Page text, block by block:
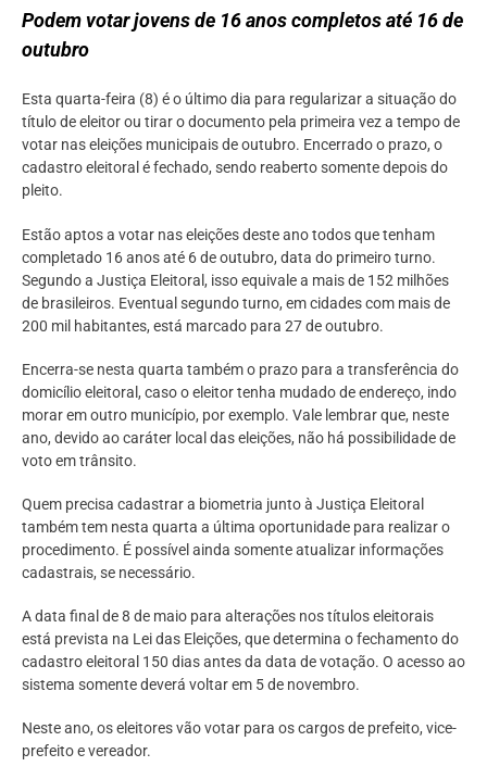
Podem votar jovens de 16 anos completos até 16 de
outubro
Esta quarta-feira (8) é o último dia para regularizar a situação do
título de eleitor ou tirar o documento pela primeira vez a tempo de
votar nas eleições municipais de outubro. Encerrado o prazo, o
cadastro eleitoral é fechado, sendo reaberto somente depois do
pleito.
Estão aptos a votar nas eleições deste ano todos que tenham
completado 16 anos até 6 de outubro, data do primeiro turno.
Segundo a Justiça Eleitoral, isso equivale a mais de 152 milhões
de brasileiros. Eventual segundo turno, em cidades com mais de
200 mil habitantes, está marcado para 27 de outubro.
Encerra-se nesta quarta também o prazo para a transferência do
domicílio eleitoral, caso o eleitor tenha mudado de endereço, indo
morar em outro município, por exemplo. Vale lembrar que, neste
ano, devido ao caráter local das eleições, não há possibilidade de
voto em trânsito.
Quem precisa cadastrar a biometria junto à Justiça Eleitoral
também tem nesta quarta a última oportunidade para realizar o
procedimento. É possível ainda somente atualizar informações
cadastrais, se necessário.
A data final de 8 de maio para alterações nos títulos eleitorais
está prevista na Lei das Eleições, que determina o fechamento do
cadastro eleitoral 150 dias antes da data de votação. O acesso ao
sistema somente deverá voltar em 5 de novembro.
Neste ano, os eleitores vão votar para os cargos de prefeito, vice-
prefeito e vereador.